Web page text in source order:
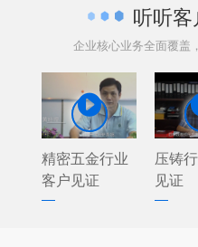
听听
企业核心业务全面覆盖

精密五金行业
客户见证
压铸
见证